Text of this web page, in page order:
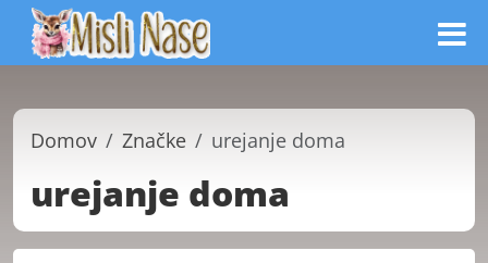
Domov Značke urejanje doma
urejanje doma